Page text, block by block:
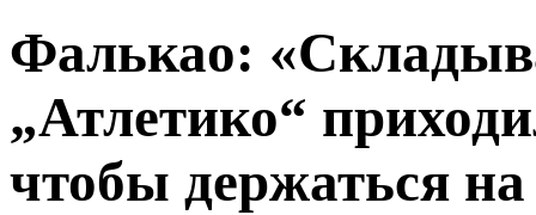
Фалькао:
„Атлетико“
чтобы держаться